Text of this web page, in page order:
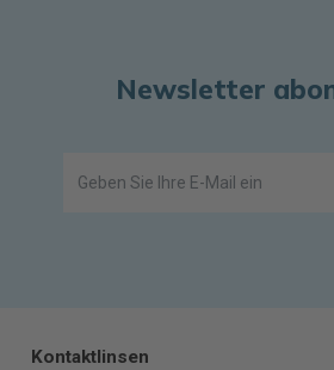
Newsletter
Kontaktlinsen